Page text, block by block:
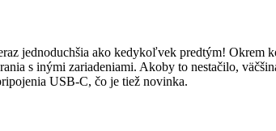
jednoduchšia ako kedykoľvek predtým!
s inými zariadeniami. Akoby to nestačilo,
USB-C, čo je tiež novinka.